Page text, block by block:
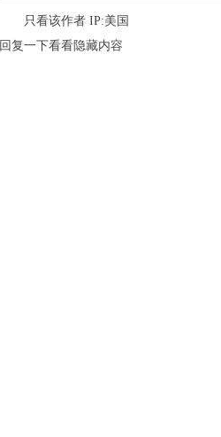
只看该作者 IP:美国
回复一下看看隐藏内容